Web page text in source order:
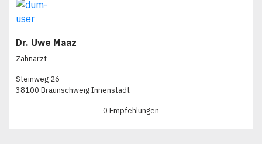
Dr. Uwe Maaz
Zahnarzt
Steinweg 26
38100 Braunschweig Innenstadt
0 Empfehlungen